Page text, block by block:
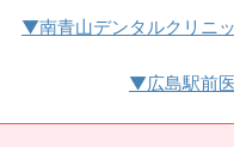
▼南青山デンタルクリニ
▼広島駅前